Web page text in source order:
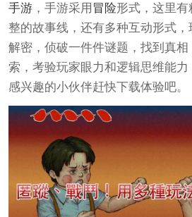
手游，手游采用 冒险形式，这里
整的故事线，还有多种互动形式
解密，侦破一件件谜题，找到真
索，考验玩家眼力和逻辑思维能力
感兴趣的小伙伴赶快下载体验吧。